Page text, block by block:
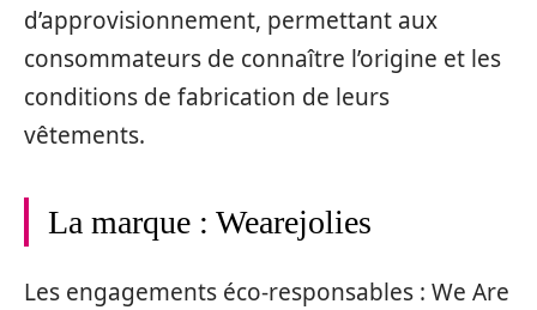
d’approvisionnement, permettant aux
consommateurs de connaître l’origine et les
conditions de fabrication de leurs
vêtements.
La marque : Wearejolies
Les engagements éco-responsables : We Are